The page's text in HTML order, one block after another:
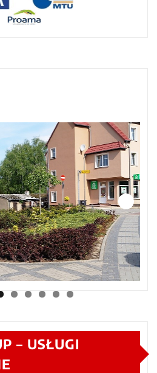
– USŁUGI